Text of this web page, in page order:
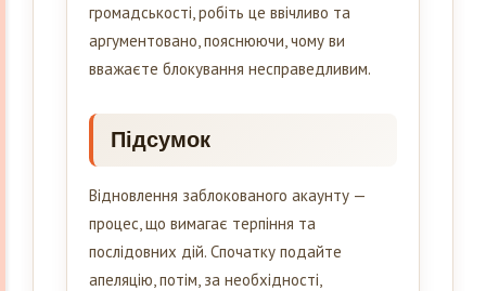
громадськості, робіть це ввічливо та
аргументовано, пояснюючи, чому ви
вважаєте блокування несправедливим.
Підсумок
Відновлення заблокованого акаунту —
процес, що вимагає терпіння та
послідовних дій. Спочатку подайте
апеляцію, потім, за необхідності,